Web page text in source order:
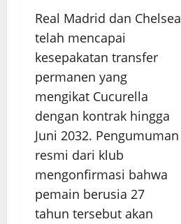
Real Madrid dan Chelsea
telah mencapai
kesepakatan transfer
permanen yang
mengikat Cucurella
dengan kontrak hingga
Juni 2032. Pengumuman
resmi dari klub
mengonfirmasi bahwa
pemain berusia 27
tahun tersebut akan